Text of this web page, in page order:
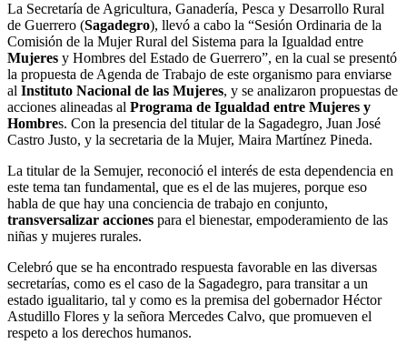
La Secretaría de Agricultura, Ganadería, Pesca y Desarrollo Rural
de Guerrero (Sagadegro), llevó a cabo la “Sesión Ordinaria de la
Comisión de la Mujer Rural del Sistema para la Igualdad entre
Mujeres y Hombres del Estado de Guerrero”, en la cual se presentó
la propuesta de Agenda de Trabajo de este organismo para enviarse
al Instituto Nacional de las Mujeres, y se analizaron propuestas de
acciones alineadas al Programa de Igualdad entre Mujeres y
Hombres. Con la presencia del titular de la Sagadegro, Juan José
Castro Justo, y la secretaria de la Mujer, Maira Martínez Pineda.
La titular de la Semujer, reconoció el interés de esta dependencia en
este tema tan fundamental, que es el de las mujeres, porque eso
habla de que hay una conciencia de trabajo en conjunto,
transversalizar acciones para el bienestar, empoderamiento de las
niñas y mujeres rurales.
Celebró que se ha encontrado respuesta favorable en las diversas
secretarías, como es el caso de la Sagadegro, para transitar a un
estado igualitario, tal y como es la premisa del gobernador Héctor
Astudillo Flores y la señora Mercedes Calvo, que promueven el
respeto a los derechos humanos.